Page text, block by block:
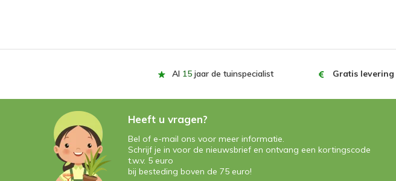
Al 15 jaar de tuinspecialist Gratis levering
Heeft u vragen?
Bel of e-mail ons voor meer informatie.
Schrijf je in voor de nieuwsbrief en ontvang een kortingscode
t.w.v. 5 euro
bij besteding boven de 75 euro!